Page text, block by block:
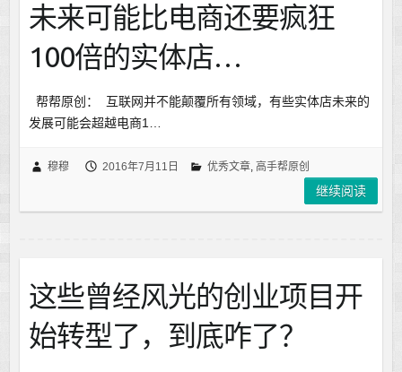
未来可能比电商还要疯狂
100倍的实体店…
帮帮原创： 互联网并不能颠覆所有领域，有些实体店未来的
发展可能会超越电商1…
穆穆 2016年7月11日 优秀文章, 高手帮原创
继续阅读
这些曾经风光的创业项目开
始转型了，到底咋了？